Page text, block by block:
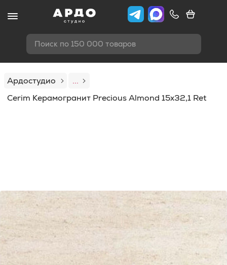
Поиск по 150 000 товаров
Ардостудио
...
Cerim Керамогранит Precious Almond 15x32,1 Ret